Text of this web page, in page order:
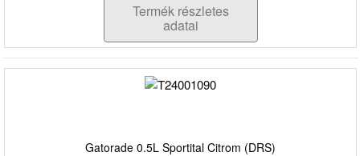
Termék részletes
adatai
Gatorade 0.5L Sportital Citrom (DRS)